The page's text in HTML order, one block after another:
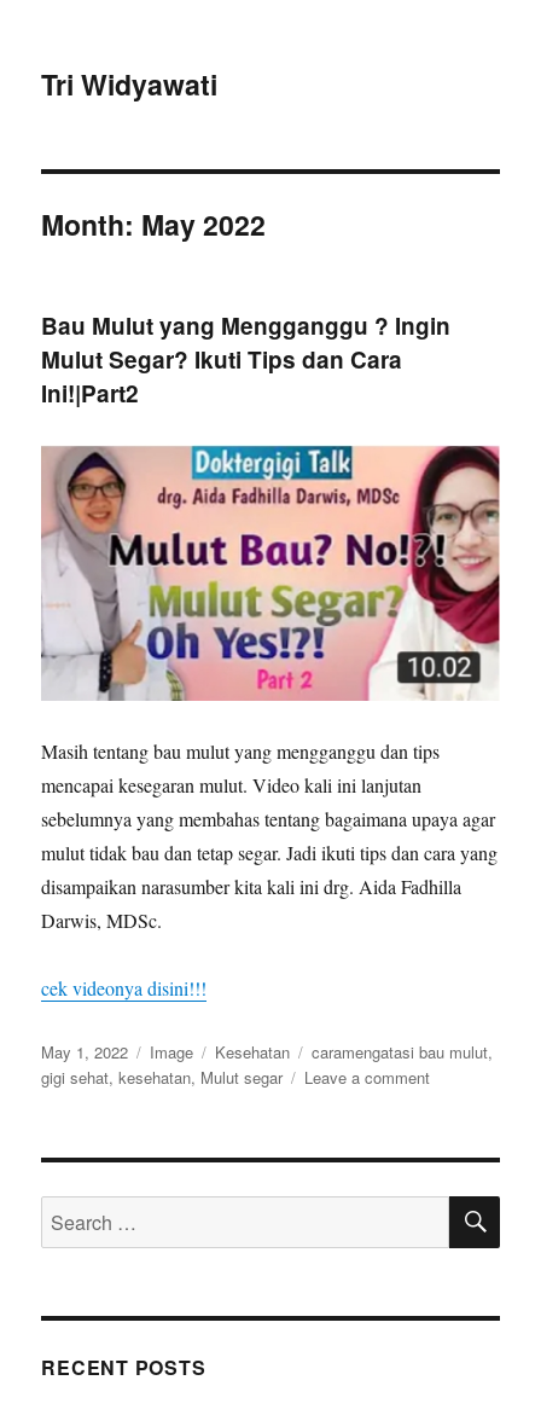
Tri Widyawati
Month: May 2022
Bau Mulut yang Mengganggu ? Ingin
Mulut Segar? Ikuti Tips dan Cara
Ini!|Part2
Masih tentang bau mulut yang mengganggu dan tips
mencapai kesegaran mulut. Video kali ini lanjutan
sebelumnya yang membahas tentang bagaimana upaya agar
mulut tidak bau dan tetap segar. Jadi ikuti tips dan cara yang
disampaikan narasumber kita kali ini drg. Aida Fadhilla
Darwis, MDSc.
cek videonya disini!!!
Posted
on
May 1, 2022 Format
Image Categories
Kesehatan Tags
caramengatasi bau mulut,
gigi sehat,kesehatan, Mulut segar Leave a commenton
?
Mulut
Search
for:
RECENT POSTS